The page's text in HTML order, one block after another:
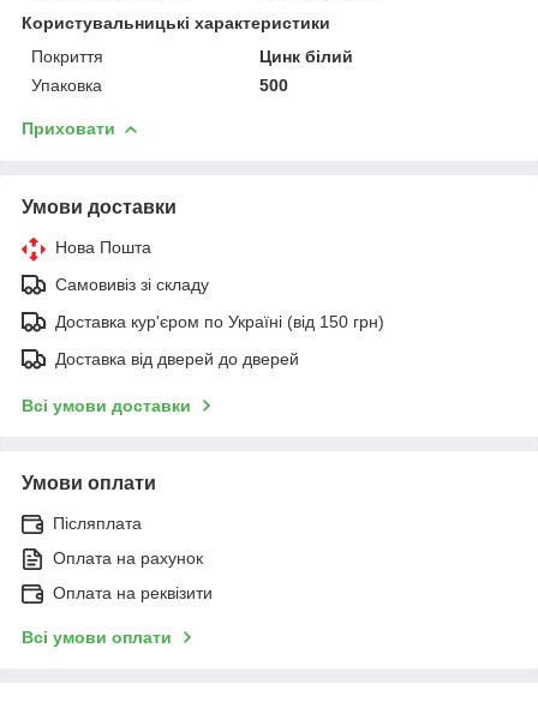
Користувальницькі характеристики
Покриття
Цинк білий
Упаковка
500
Приховати
Умови доставки
Нова Пошта
Самовивіз зі складу
Доставка кур'єром по Україні (від 150 грн)
Доставка від дверей до дверей
Всі умови доставки
Умови оплати
Післяплата
Оплата на рахунок
Оплата на реквізити
Всі умови оплати